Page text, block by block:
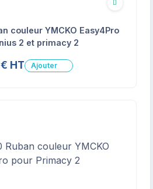
Écologique
couleur YMCKO Easy4Pro
2 et primacy 2
HT Ajouter